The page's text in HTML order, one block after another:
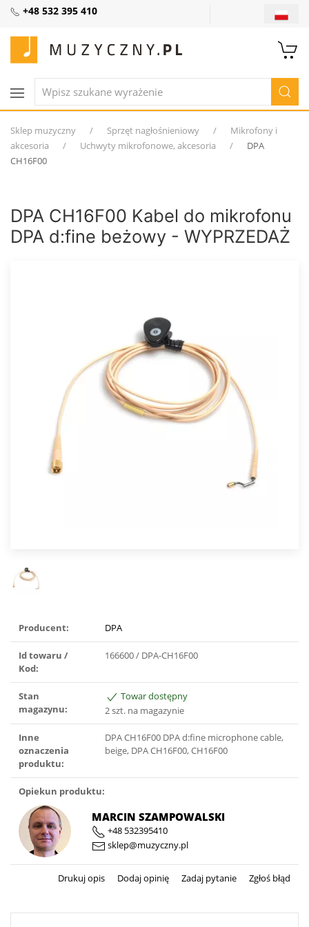
+48 532 395 410
Sklep muzyczny Sprzęt nagłośnieniowy
Mikrofony i
akcesoria
Uchwyty mikrofonowe, akcesoria
DPA
CH16F00
DPA CH16F00 Kabel do mikrofonu
DPA d:fine beżowy - WYPRZEDAŻ
Producent: DPA
Id towaru /
Kod:
166600 / DPA-CH16F00
Stan
magazynu:
Towar dostępny
2 szt. na magazynie
Inne
oznaczenia
produktu:
DPA CH16F00 DPA d:fine microphone cable,
beige, DPA CH16F00, CH16F00
Opiekun produktu:
MARCIN SZAMPOWALSKI
+48 532395410
sklep@muzyczny.pl
Drukuj opis Dodaj opinię Zadaj pytanie Zgłoś błąd